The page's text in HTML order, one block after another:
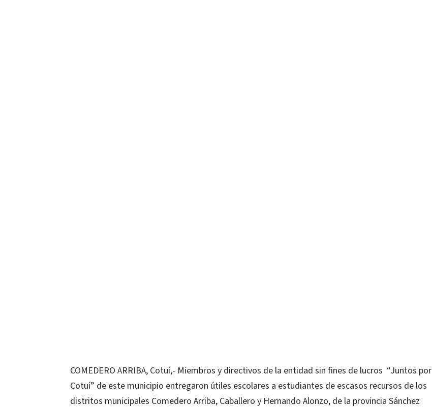
COMEDERO ARRIBA, Cotuí,- Miembros y directivos de la entidad sin fines de lucros “Juntos por
Cotuí” de este municipio entregaron útiles escolares a estudiantes de escasos recursos de los
distritos municipales Comedero Arriba, Caballero y Hernando Alonzo, de la provincia Sánchez